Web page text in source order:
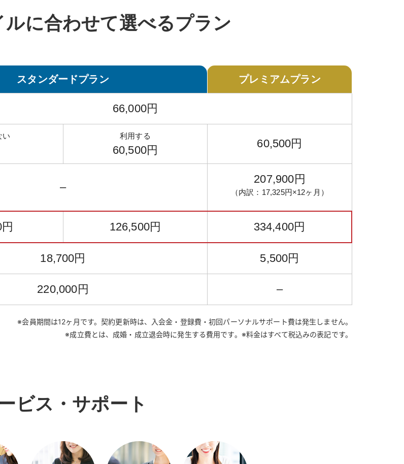
ルに合わせて選べるプラン
スタンダードプラン プレミアムプラン
66,000円
い 利用する
60,500円
60,500円
–
207,900円
（内訳： 17,325円×12ヶ月）
126,500円 334,400円
18,700円 5,500円
220,000円 –
※会員期間は12ヶ月です。契約更新時は、入会金・登録費・初回パーソナルサポート費は発生しません。
※成立費とは、成婚・成立退会時に発生する費用です。 ※料金はすべて税込みの表記です。
ビス・サポート